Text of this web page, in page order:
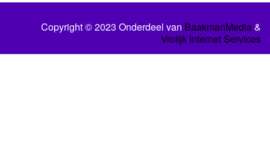
Copyright © 2023 Onderdeel van BaakmanMedia&
Vrolijk Internet Services